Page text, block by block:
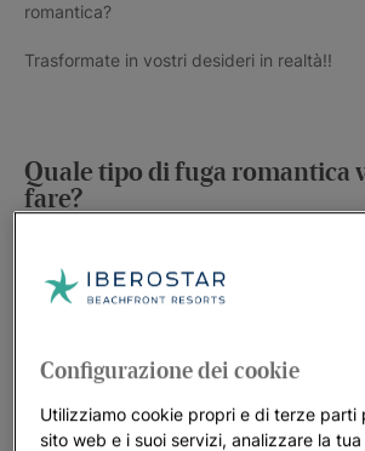
romantica?
Trasformate in vostri desideri in realtà!!
Quale tipo di fuga romantica
fare?
adatto a voi dipenderà dai vostri gusti,
Iberostar lo sappiamo bene, ed è per
Vi piace il sole e la spiaggia?
Allora
romantica nei nostri hotel situati vicino
Configurazione dei cookie
Utilizziamo cookie propri e di terze parti
sito web e i suoi servizi, analizzare la